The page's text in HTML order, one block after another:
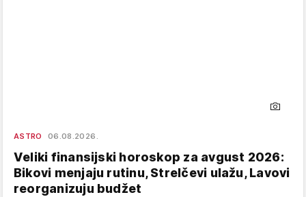
ASTRO 06.08.2026.
Veliki finansijski horoskop za avgust 2026:
Bikovi menjaju rutinu, Strelčevi ulažu, Lavovi
reorganizuju budžet